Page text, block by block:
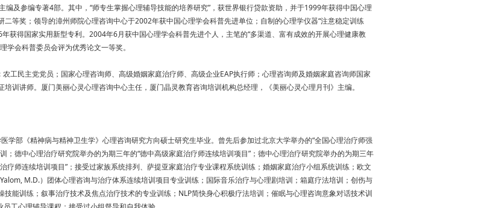
编及参编专著4部。其中，“师专生掌握心理辅导技能的培养研究”，获世界银行贷款资助，并于1999年获得中国心理
二等奖；领导的漳州师院心理咨询中心于2002年获中国心理学会科普先进单位；自制的心理学仪器“注意稳定训练
年获得国家实用新型专利。2004年6月获中国心理学会科普先进个人，主笔的“多渠道、富有成效的开展心理健康教
学会科普委员会评为优秀论文一等奖。
农工民主党党员；国家心理咨询师、高级婚姻家庭治疗师、高级企业EAP执行师；心理咨询师及婚姻家庭咨询师国家
培训讲师。厦门美丽心灵心理咨询中心主任，厦门晶灵教育咨询培训机构总经理，《美丽心灵心理月刊》主编。
学部《精神病与精神卫生学》心理咨询研究方向硕士研究生毕业。曾先后参加过北京大学举办的“全国心理治疗师强
；德中心理治疗研究院举办的为期三年的“德中高级家庭治疗师连续培训项目”；德中心理治疗研究院举办的为期三年
疗师连续培训项目”；接受过家族系统排列、萨提亚家庭治疗专业课程系统训练；婚姻家庭治疗小组系统训练；欧文
M.D.）团体心理咨询与治疗体系连续培训项目专业训练；国际音乐治疗与心理剧培训；箱庭疗法培训；创伤与
技能训练；叙事治疗技术及焦点治疗技术的专业训练；NLP简快身心积极疗法培训；催眠与心理咨询意象对话技术训